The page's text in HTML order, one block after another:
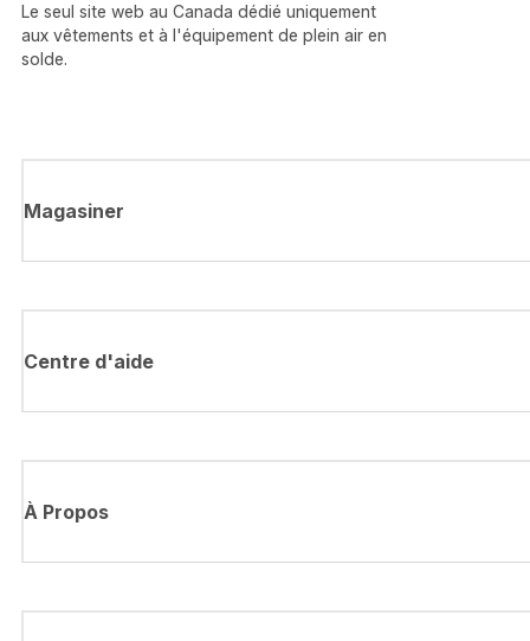
Le seul site web au Canada dédié uniquement
aux vêtements et à l'équipement de plein air en
solde.
Magasiner
Centre d'aide
À Propos